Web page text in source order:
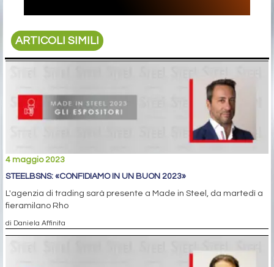
ARTICOLI SIMILI
4 maggio 2023
STEELBSNS: «CONFIDIAMO IN UN BUON 2023»
L'agenzia di trading sarà presente a Made in Steel, da martedì a
fieramilano Rho
di Daniela Affinita